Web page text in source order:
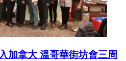
加拿大 溫哥華街坊會三周